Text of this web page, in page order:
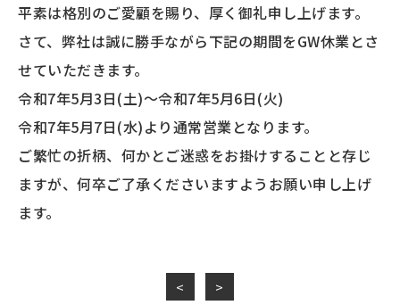
平素は格別のご愛顧を賜り、厚く御礼申し上げます。
さて、弊社は誠に勝手ながら下記の期間をGW休業とさ
せていただきます。
令和7年5月3日(土)～令和7年5月6日(火)
令和7年5月7日(水)より通常営業となります。
ご繁忙の折柄、何かとご迷惑をお掛けすることと存じ
ますが、何卒ご了承くださいますようお願い申し上げ
ます。
< >